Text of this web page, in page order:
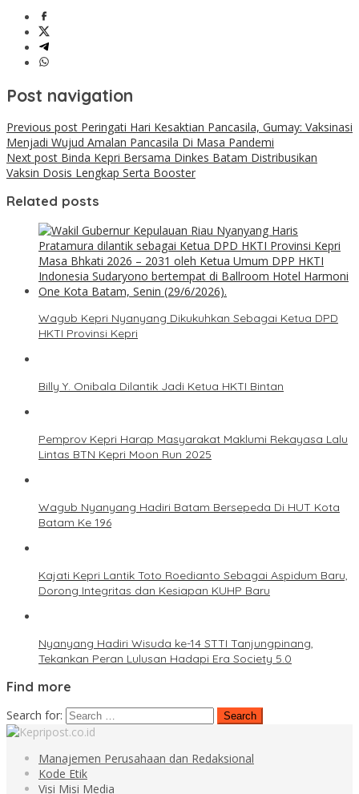
Post navigation
Previous post Peringati Hari Kesaktian Pancasila, Gumay: Vaksinasi
Menjadi Wujud Amalan Pancasila Di Masa Pandemi
Next post Binda Kepri Bersama Dinkes Batam Distribusikan
Vaksin Dosis Lengkap Serta Booster
Related posts
Wagub Kepri Nyanyang Dikukuhkan Sebagai Ketua DPD
HKTI Provinsi Kepri
Billy Y. Onibala Dilantik Jadi Ketua HKTI Bintan
Pemprov Kepri Harap Masyarakat Maklumi Rekayasa Lalu
Lintas BTN Kepri Moon Run 2025
Wagub Nyanyang Hadiri Batam Bersepeda Di HUT Kota
Batam Ke 196
Kajati Kepri Lantik Toto Roedianto Sebagai Aspidum Baru,
Dorong Integritas dan Kesiapan KUHP Baru
Nyanyang Hadiri Wisuda ke-14 STTI Tanjungpinang,
Tekankan Peran Lulusan Hadapi Era Society 5.0
Find more
Search for:
Manajemen Perusahaan dan Redaksional
Kode Etik
Visi Misi Media